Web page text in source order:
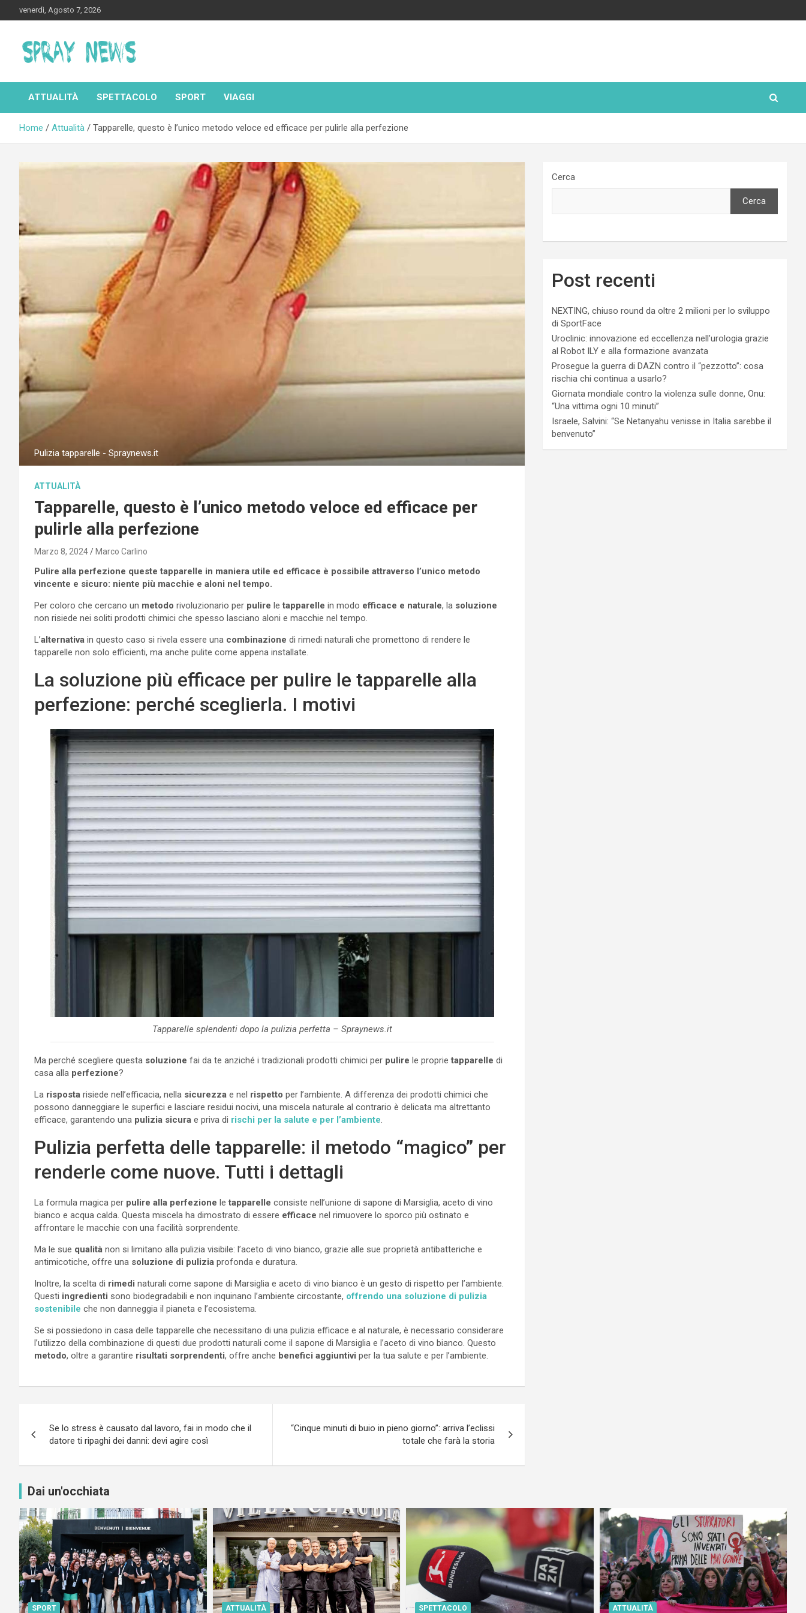
to
venerdì, Agosto 7, 2026
Spraynews.it
ATTUALITÀ SPETTACOLO SPORT VIAGGI
Home Attualità Tapparelle, questo è l’unico metodo veloce ed efficace per pulirle alla perfezione
Pulizia tapparelle - Spraynews.it
ATTUALITÀ
Tapparelle, questo è l’unico metodo veloce ed efficace per
pulirle alla perfezione
Marzo 8, 2024 Marco Carlino
Pulire alla perfezione queste tapparelle in maniera utile ed efficace è possibile attraverso l’unico metodo
vincente e sicuro: niente più macchie e aloni nel tempo.
Per coloro che cercano un metodo rivoluzionario per pulire letapparelle in modo efficace e naturale, la soluzione
non risiede nei soliti prodotti chimici che spesso lasciano aloni e macchie nel tempo.
L’alternativa in questo caso si rivela essere una combinazione di rimedi naturali che promettono di rendere le
tapparelle non solo efficienti, ma anche pulite come appena installate.
La soluzione più efficace per pulire le tapparelle alla
perfezione: perché sceglierla. I motivi
Tapparelle splendenti dopo la pulizia perfetta – Spraynews.it
Ma perché scegliere questa soluzione fai da te anziché i tradizionali prodotti chimici per pulire le proprietapparelle di
casa alla perfezione?
La risposta risiede nell’efficacia, nella sicurezza e nel rispetto per l’ambiente. A differenza dei prodotti chimici che
possono danneggiare le superfici e lasciare residui nocivi, una miscela naturale al contrario è delicata ma altrettanto
efficace, garantendo una pulizia sicura e priva di rischi per la salute e per l’ambiente
Pulizia perfetta delle tapparelle: il metodo “magico” per
renderle come nuove. Tutti i dettagli
La formula magica per pulire alla perfezione letapparelle consiste nell’unione di sapone di Marsiglia, aceto di vino
bianco e acqua calda. Questa miscela ha dimostrato di essere efficace nel rimuovere lo sporco più ostinato e
affrontare le macchie con una facilità sorprendente.
Ma le sue qualità non si limitano alla pulizia visibile: l’aceto di vino bianco, grazie alle sue proprietà antibatteriche e
antimicotiche, offre una soluzione di pulizia profonda e duratura.
Inoltre, la scelta di rimedi naturali come sapone di Marsiglia e aceto di vino bianco è un gesto di rispetto per l’ambiente.
Questi ingredienti sono biodegradabili e non inquinano l’ambiente circostante, offrendo una soluzione di pulizia
sostenibile che non danneggia il pianeta e l’ecosistema.
Se si possiedono in casa delle tapparelle che necessitano di una pulizia efficace e al naturale, è necessario considerare
l’utilizzo della combinazione di questi due prodotti naturali come il sapone di Marsiglia e l’aceto di vino bianco. Questo
metodo, oltre a garantire risultati sorprendenti, offre anche benefici aggiuntivi per la tua salute e per l’ambiente.
articoli
Se lo stress è causato dal lavoro, fai in modo che il
datore ti ripaghi dei danni: devi agire così
“Cinque minuti di buio in pieno giorno”: arriva l’eclissi
totale che farà la storia
Cerca
Cerca
Post recenti
NEXTING, chiuso round da oltre 2 milioni per lo sviluppo
di SportFace
Uroclinic: innovazione ed eccellenza nell’urologia grazie
al Robot ILY e alla formazione avanzata
Prosegue la guerra di DAZN contro il “pezzotto”: cosa
rischia chi continua a usarlo?
Giornata mondiale contro la violenza sulle donne, Onu:
“Una vittima ogni 10 minuti”
Israele, Salvini: “Se Netanyahu venisse in Italia sarebbe il
benvenuto”
Dai un'occhiata
SPORT ATTUALITÀ SPETTACOLO ATTUALITÀ